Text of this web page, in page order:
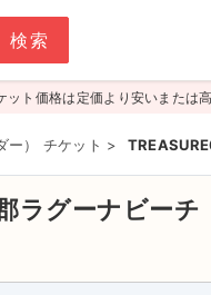
ト価格は定価より安いまたは
ー） チケット >
ラグーナビーチ